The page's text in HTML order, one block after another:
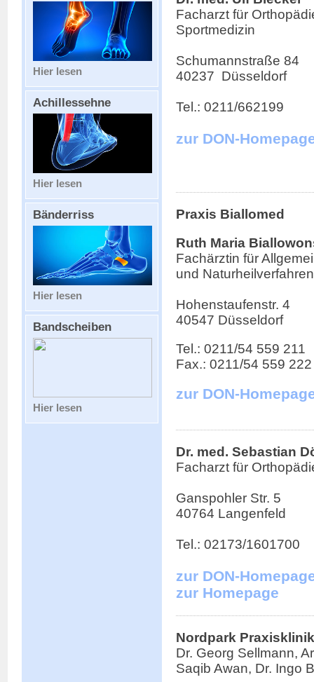
Hier lesen
Achillessehne
Hier lesen
Bänderriss
Hier lesen
Bandscheiben
Hier lesen
Facharzt für
Sportmedizin
Schumannstraße 84
40237 Düsseldorf
Tel.: 0211/662199
zur DON-
Praxis Biallomed
Ruth Maria
Fachärztin für
und Naturheilverfahren
Hohenstaufenstr. 4
40547 Düsseldorf
Tel.: 0211/54 559 211
Fax.: 0211/54 559 222
zur DON-
Dr. med. Sebastian
Facharzt für
Ganspohler Str. 5
40764 Langenfeld
Tel.: 02173/1601700
zur DON-
zur Homepage
Nordpark Praxisklinik
Dr. Georg Sellmann,
Saqib Awan, Dr. Ingo